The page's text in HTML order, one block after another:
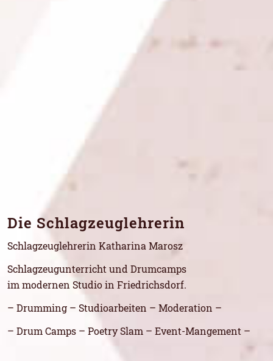
Die Schlagzeuglehrerin
Schlagzeuglehrerin Katharina Marosz
Schlagzeugunterricht und Drumcamps
im modernen Studio in Friedrichsdorf.
– Drumming – Studioarbeiten – Moderation –
– Drum Camps – Poetry Slam – Event-Mangement –